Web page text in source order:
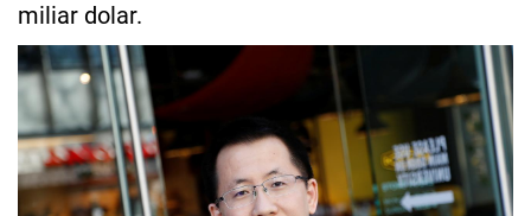
miliar dolar.